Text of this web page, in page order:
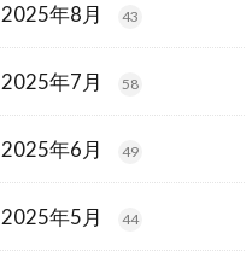
2025年8月 43
2025年7月 58
2025年6月 49
2025年5月 44